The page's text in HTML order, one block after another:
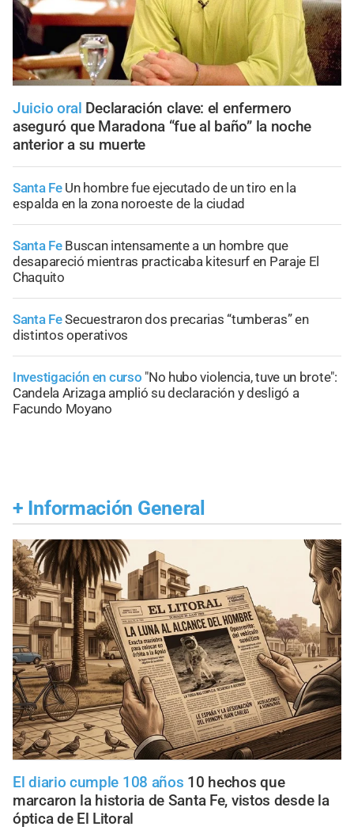
Juicio oral Declaración clave: el enfermero
aseguró que Maradona “fue al baño” la noche
anterior a su muerte
Santa Fe Un hombre fue ejecutado de un tiro en la
espalda en la zona noroeste de la ciudad
Santa Fe Buscan intensamente a un hombre que
desapareció mientras practicaba kitesurf en Paraje El
Chaquito
Santa FeSecuestraron dos precarias “tumberas” en
distintos operativos
Investigación en curso "No hubo violencia, tuve un brote":
Candela Arizaga amplió su declaración y desligó a
Facundo Moyano
+ Información General
El diario cumple 108 años 10 hechos que
marcaron la historia de Santa Fe, vistos desde la
óptica de El Litoral